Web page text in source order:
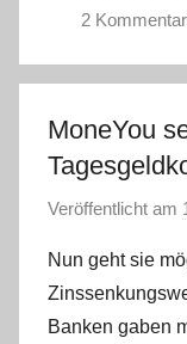
2
MoneYou
Veröffentlicht am
Nun geht sie
Banken gaben